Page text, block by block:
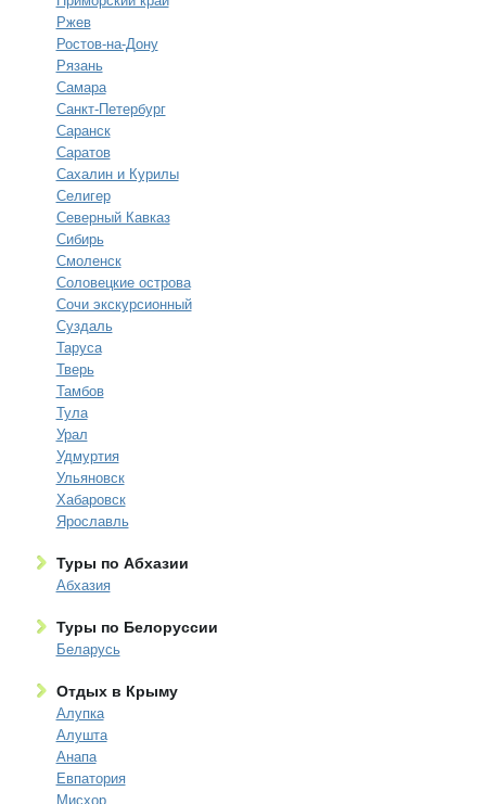
Ржев
Ростов-на-Дону
Рязань
Самара
Санкт-Петербург
Саранск
Саратов
Сахалин и Курилы
Селигер
Северный Кавказ
Сибирь
Смоленск
Соловецкие острова
Сочи экскурсионный
Суздаль
Таруса
Тверь
Тамбов
Тула
Урал
Удмуртия
Ульяновск
Хабаровск
Ярославль
Туры по Абхазии
Абхазия
Туры по Белоруссии
Беларусь
Отдых в Крыму
Алупка
Алушта
Анапа
Евпатория
Мисхор